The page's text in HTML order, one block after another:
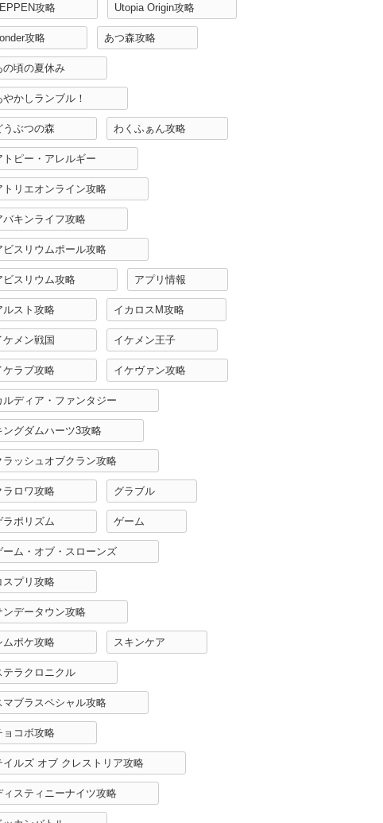
攻略 Utopia Origin攻略
攻略 あつ森攻略
の頃の夏休み
やかしランブル！
うぶつの森 わくふぁん攻略
トピー・アレルギー
トリエオンライン攻略
バキンライフ攻略
ビスリウムポール攻略
ビスリウム攻略 アプリ情報
ルスト攻略 イカロスM攻略
ケメン戦国 イケメン王子
ケラブ攻略 イケヴァン攻略
ルディア・ファンタジー
ングダムハーツ3攻略
ラッシュオブクラン攻略
ラロワ攻略 グラブル
ラポリズム ゲーム
ーム・オブ・スローンズ
スプリ攻略
ンデータウン攻略
ムポケ攻略 スキンケア
テラクロニクル
マブラスペシャル攻略
ョコボ攻略
イルズ オブ クレストリア攻略
ィスティニーナイツ攻略